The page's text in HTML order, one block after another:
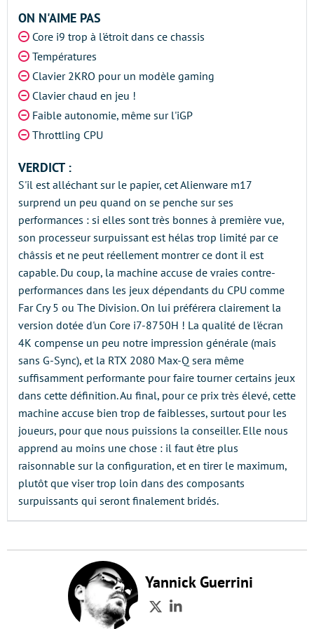
ON N'AIME PAS
Core i9 trop à l'étroit dans ce chassis
Températures
Clavier 2KRO pour un modèle gaming
Clavier chaud en jeu !
Faible autonomie, même sur l'iGP
Throttling CPU
VERDICT :
S'il est alléchant sur le papier, cet Alienware m17
surprend un peu quand on se penche sur ses
performances : si elles sont très bonnes à première vue,
son processeur surpuissant est hélas trop limité par ce
châssis et ne peut réellement montrer ce dont il est
capable. Du coup, la machine accuse de vraies contre-
performances dans les jeux dépendants du CPU comme
Far Cry 5 ou The Division. On lui préférera clairement la
version dotée d'un Core i7-8750H ! La qualité de l'écran
4K compense un peu notre impression générale (mais
sans G-Sync), et la RTX 2080 Max-Q sera même
suffisamment performante pour faire tourner certains jeux
dans cette définition. Au final, pour ce prix très élevé, cette
machine accuse bien trop de faiblesses, surtout pour les
joueurs, pour que nous puissions la conseiller. Elle nous
apprend au moins une chose : il faut être plus
raisonnable sur la configuration, et en tirer le maximum,
plutôt que viser trop loin dans des composants
surpuissants qui seront finalement bridés.
Yannick Guerrini
TwitterLinkedIn